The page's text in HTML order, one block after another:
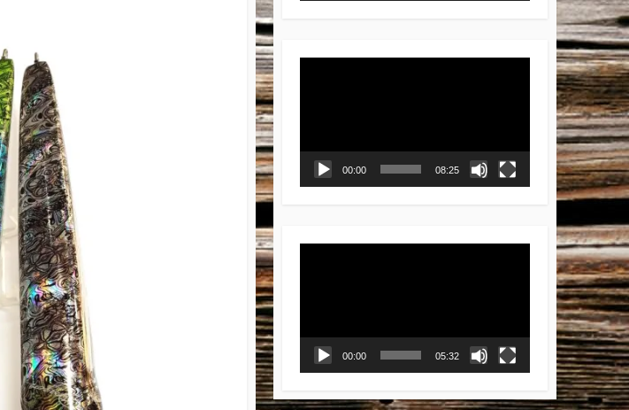
00:00 08:25
00:00 05:32